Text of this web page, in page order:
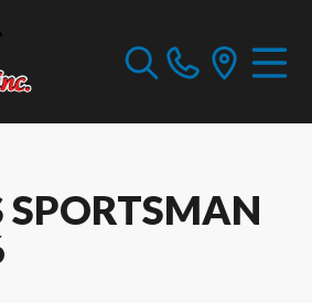
SPORTSMAN